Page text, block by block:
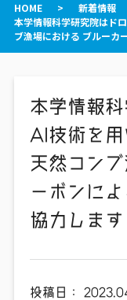
HOME > 新着情報
本学情報科学研究院はド
ブ漁場における ブルーカ
本学情報
AI技術を
天然コン
ーボンに
協力します
投稿日：